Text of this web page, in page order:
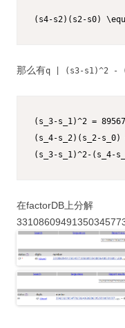
(s4-s2)(s2-s0)
那么有q | (s3-s1)^2 -
(s_3-s_1)^2 =
(s_4-s_2)(s_2-s_0)
(s_3-s_1)^2-(s_4-
在factorDB上分解